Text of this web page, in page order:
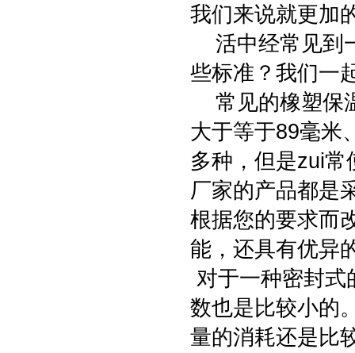
我们来说就更加
活中经常见到
些标准？我们一
常见的橡塑保
大于等于89毫米
多种，但是zui
厂家的产品都是
根据您的要求而
能，还具有优异
对于一种密封式
数也是比较小的
量的消耗还是比